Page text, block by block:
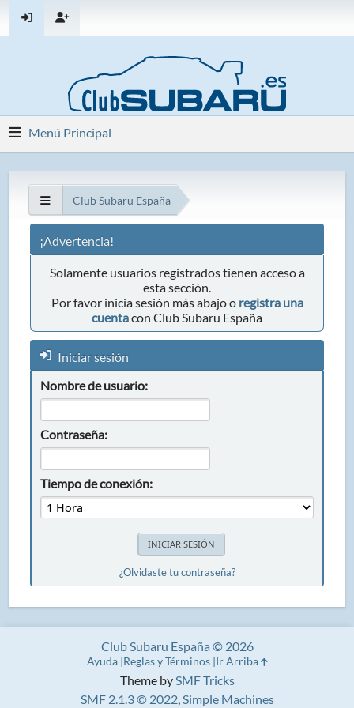
Menú Principal
Club Subaru España
¡Advertencia!
Solamente usuarios registrados tienen acceso a
esta sección.
Por favor inicia sesión más abajo o registra una
cuentacon Club Subaru España
Iniciar sesión
Nombre de usuario:
Contraseña:
Tiempo de conexión:
¿Olvidaste tu contraseña?
Theme bySMF Tricks
SMF 2.1.3 © 2022,Simple Machines
Club Subaru España © 2026
Ayuda Reglas y Términos Ir Arriba